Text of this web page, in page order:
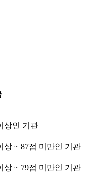
상인 기관
상 ~ 87점 미만인 기관
상 ~ 79점 미만인 기관